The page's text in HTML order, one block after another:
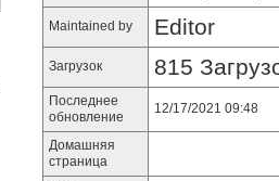
Maintained by Editor
Загрузок 815
Последнее
обновление
12/17/2021 09:48
Домашняя
страница